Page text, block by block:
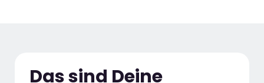
Das sind Deine